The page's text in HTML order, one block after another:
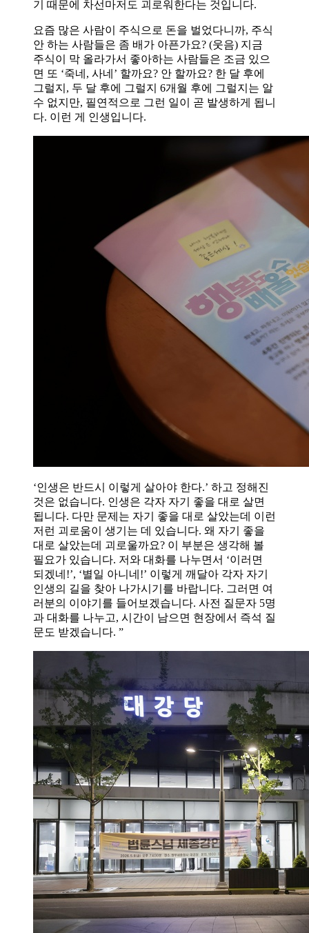
기 때문에 차선마저도 괴로워한다는 것입니다.
요즘 많은 사람이 주식으로 돈을 벌었다니까, 주식
안 하는 사람들은 좀 배가 아픈가요? (웃음) 지금
주식이 막 올라가서 좋아하는 사람들은 조금 있으
면 또 ‘죽네, 사네’ 할까요? 안 할까요? 한 달 후에
그럴지, 두 달 후에 그럴지 6개월 후에 그럴지는 알
수 없지만, 필연적으로 그런 일이 곧 발생하게 됩니
다. 이런 게 인생입니다.
‘인생은 반드시 이렇게 살아야 한다.’ 하고 정해진
것은 없습니다. 인생은 각자 자기 좋을 대로 살면
됩니다. 다만 문제는 자기 좋을 대로 살았는데 이런
저런 괴로움이 생기는 데 있습니다. 왜 자기 좋을
대로 살았는데 괴로울까요? 이 부분은 생각해 볼
필요가 있습니다. 저와 대화를 나누면서 ‘이러면
되겠네!’, ‘별일 아니네!’ 이렇게 깨달아 각자 자기
인생의 길을 찾아 나가시기를 바랍니다. 그러면 여
러분의 이야기를 들어보겠습니다. 사전 질문자 5명
과 대화를 나누고, 시간이 남으면 현장에서 즉석 질
문도 받겠습니다. ”